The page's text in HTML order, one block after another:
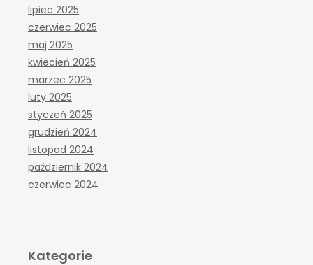
lipiec 2025
czerwiec 2025
maj 2025
kwiecień 2025
marzec 2025
luty 2025
styczeń 2025
grudzień 2024
listopad 2024
październik 2024
czerwiec 2024
Kategorie